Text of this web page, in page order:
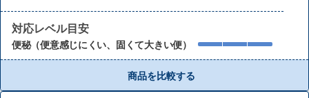
対応レベル目安
便秘（便意感じにくい、固くて大きい便）
商品を比較する